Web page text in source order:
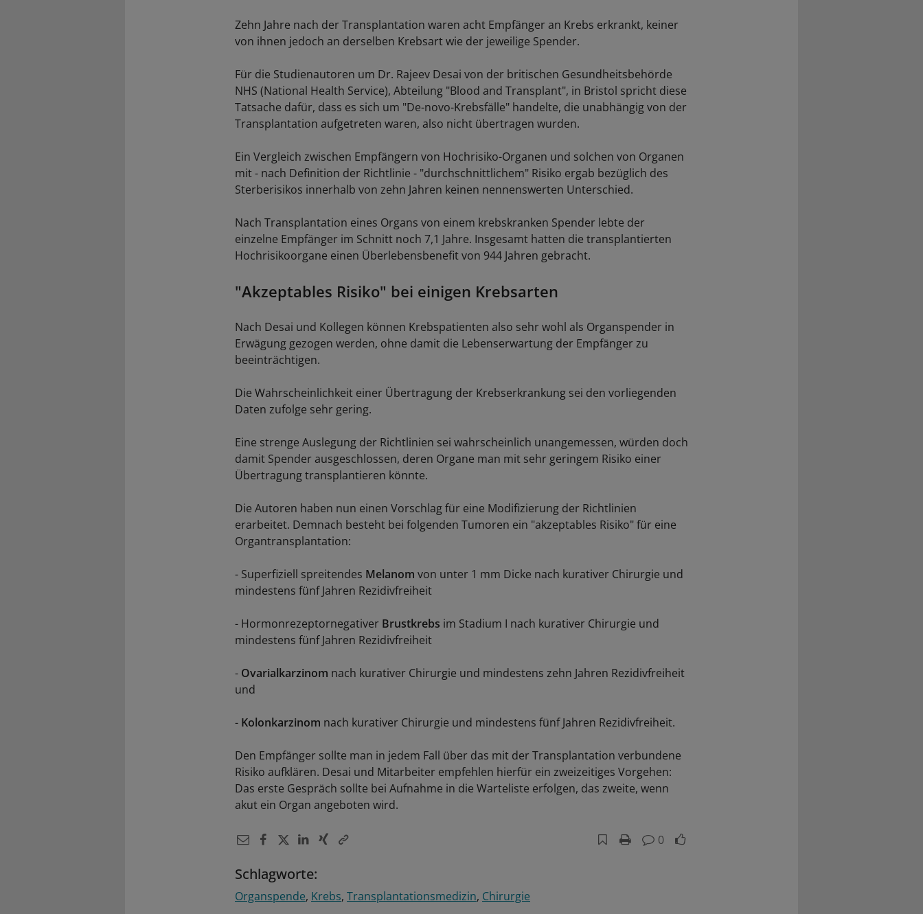
Zehn Jahre nach der Transplantation waren acht Empfänger an Krebs erkrankt, keiner
von ihnen jedoch an derselben Krebsart wie der jeweilige Spender.
Für die Studienautoren um Dr. Rajeev Desai von der britischen Gesundheitsbehörde
NHS (National Health Service), Abteilung "Blood and Transplant", in Bristol spricht diese
Tatsache dafür, dass es sich um "De-novo-Krebsfälle" handelte, die unabhängig von der
Transplantation aufgetreten waren, also nicht übertragen wurden.
Ein Vergleich zwischen Empfängern von Hochrisiko-Organen und solchen von Organen
mit - nach Definition der Richtlinie - "durchschnittlichem" Risiko ergab bezüglich des
Sterberisikos innerhalb von zehn Jahren keinen nennenswerten Unterschied.
Nach Transplantation eines Organs von einem krebskranken Spender lebte der
einzelne Empfänger im Schnitt noch 7,1 Jahre. Insgesamt hatten die transplantierten
Hochrisikoorgane einen Überlebensbenefit von 944 Jahren gebracht.
"Akzeptables Risiko" bei einigen Krebsarten
Nach Desai und Kollegen können Krebspatienten also sehr wohl als Organspender in
Erwägung gezogen werden, ohne damit die Lebenserwartung der Empfänger zu
beeinträchtigen.
Die Wahrscheinlichkeit einer Übertragung der Krebserkrankung sei den vorliegenden
Daten zufolge sehr gering.
Eine strenge Auslegung der Richtlinien sei wahrscheinlich unangemessen, würden doch
damit Spender ausgeschlossen, deren Organe man mit sehr geringem Risiko einer
Übertragung transplantieren könnte.
Die Autoren haben nun einen Vorschlag für eine Modifizierung der Richtlinien
erarbeitet. Demnach besteht bei folgenden Tumoren ein "akzeptables Risiko" für eine
Organtransplantation:
- Superfiziell spreitendes Melanom von unter 1 mm Dicke nach kurativer Chirurgie und
mindestens fünf Jahren Rezidivfreiheit
- Hormonrezeptornegativer Brustkrebs im Stadium I nach kurativer Chirurgie und
mindestens fünf Jahren Rezidivfreiheit
- Ovarialkarzinom nach kurativer Chirurgie und mindestens zehn Jahren Rezidivfreiheit
und
- Kolonkarzinom nach kurativer Chirurgie und mindestens fünf Jahren Rezidivfreiheit.
Den Empfänger sollte man in jedem Fall über das mit der Transplantation verbundene
Risiko aufklären. Desai und Mitarbeiter empfehlen hierfür ein zweizeitiges Vorgehen:
Das erste Gespräch sollte bei Aufnahme in die Warteliste erfolgen, das zweite, wenn
akut ein Organ angeboten wird.
0
Schlagworte:
Organspende Krebs Transplantationsmedizin Chirurgie